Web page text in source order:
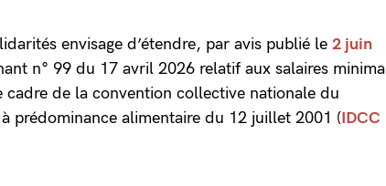
envisage d’étendre, par avis publié le 2 juin
n° 99 du 17 avril 2026 relatif aux salaires minima
de la convention collective nationale du
prédominance alimentaire du 12 juillet 2001 (IDCC